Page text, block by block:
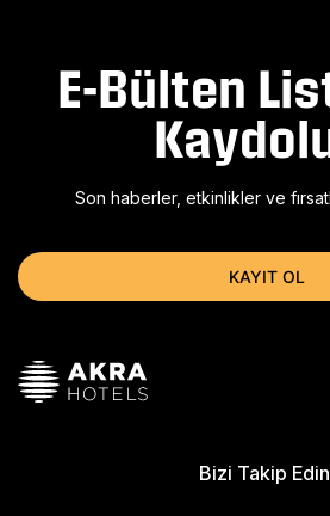
E-Bülten
Son haberler, etkinlikler ve
KAYIT OL
Bizi Takip